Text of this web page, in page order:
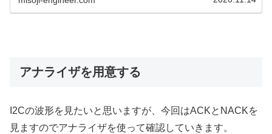
アナライザを用意する
I2Cの波形を見たいと思いますが、今回はACKとNACKを
見ますのでアナライザを使って確認していきます。